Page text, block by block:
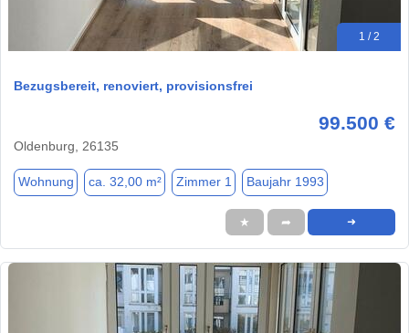
1 / 2
Bezugsbereit, renoviert, provisionsfrei
99.500 €
Oldenburg, 26135
Wohnung ca. 32,00 m² Zimmer 1 Baujahr 1993
★ ➦ ➜